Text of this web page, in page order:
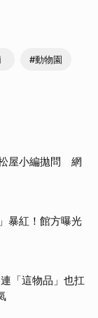
#動物園
松屋小編拋問 網
暴紅！館方曝光
「這物品」也扛